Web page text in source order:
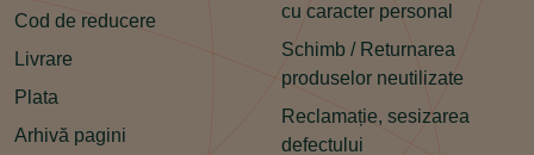
Cod de reducere
Livrare
Plata
Arhivă pagini
cu caracter personal
Schimb / Returnarea
produselor neutilizate
Reclamație, sesizarea
defectului